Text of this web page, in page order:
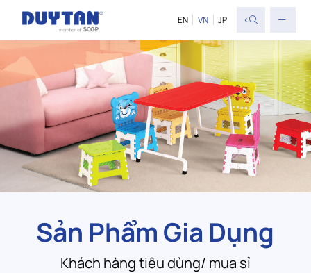
EN VN JP <
Sản Phẩm Gia Dụng
Khách hàng tiêu dùng/ mua sỉ